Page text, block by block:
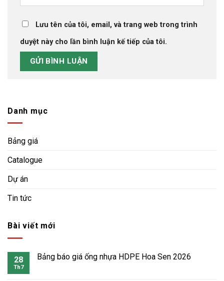
Lưu tên của tôi, email, và trang web trong trình
duyệt này cho lần bình luận kế tiếp của tôi.
Danh mục
Bảng giá
Catalogue
Dự án
Tin tức
Bài viết mới
28
Th7
Bảng báo giá ống nhựa HDPE Hoa Sen 2026